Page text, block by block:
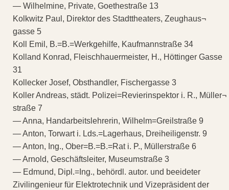
— Wilhelmine, Private, Goethestraße 13
Kolkwitz Paul, Direktor des Stadttheaters, Zeughaus¬
gasse 5
Koll Emil, B.=B.=Werkgehilfe, Kaufmannstraße 34
Kolland Konrad, Fleischhauermeister, H., Höttinger Gasse
31
Kollecker Josef, Obsthandler, Fischergasse 3
Koller Andreas, städt. Polizei=Revierinspektor i. R., Müller¬
straße 7
— Anna, Handarbeitslehrerin, Wilhelm=Greilstraße 9
— Anton, Torwart i. Lds.=Lagerhaus, Dreiheiligenstr. 9
— Anton, Ing., Ober=B.=B.=Rat i. P., Müllerstraße 6
— Arnold, Geschäftsleiter, Museumstraße 3
— Edmund, Dipl.=Ing., behördl. autor. und beeideter
Zivilingenieur für Elektrotechnik und Vizepräsident der